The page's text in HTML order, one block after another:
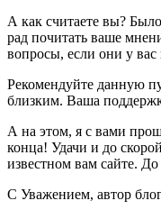
А как считаете вы?
рад почитать ваше
вопросы, если они у вас
Рекомендуйте данную
близким. Ваша
А на этом, я с вами
конца! Удачи и до
известном вам сайте.
С Уважением, автор